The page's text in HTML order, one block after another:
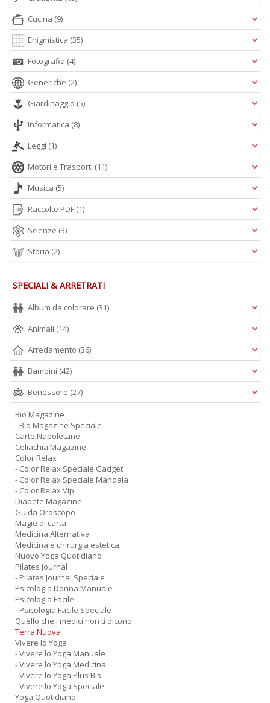
Cucina (9)
Enigmistica (35)
Fotografia (4)
Generiche (2)
Giardinaggio (5)
Informatica (8)
Leggi (1)
Motori e Trasporti (11)
Musica (5)
Raccolte PDF (1)
Scienze (3)
Storia (2)
SPECIALI & ARRETRATI
Album da colorare (31)
Animali (14)
Arredamento (36)
Bambini (42)
Benessere (27)
Bio Magazine
- Bio Magazine Speciale
Carte Napoletane
Celiachia Magazine
Color Relax
- Color Relax Speciale Gadget
- Color Relax Speciale Mandala
- Color Relax Vip
Diabete Magazine
Guida Oroscopo
Magie di carta
Medicina Alternativa
Medicina e chirurgia estetica
Nuovo Yoga Quotidiano
Pilates Journal
- Pilates Journal Speciale
Psicologia Donna Manuale
Psicologia Facile
- Psicologia Facile Speciale
Quello che i medici non ti dicono
Terra Nuova
Vivere lo Yoga
- Vivere lo Yoga Manuale
- Vivere lo Yoga Medicina
- Vivere lo Yoga Plus Bis
- Vivere lo Yoga Speciale
Yoga Quotidiano